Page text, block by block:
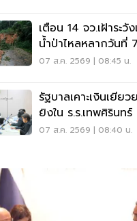
เตือน 14 จว.เฝ้าระ
น้ำป่าไหลหลากวันที่
07 ส.ค. 2569 | 08:45 น.
รัฐบาลเคาะเงินเยีย
ยิงใน ร.ร.เทพศิรินท
แสน-1ล้าน
07 ส.ค. 2569 | 08:40 น.